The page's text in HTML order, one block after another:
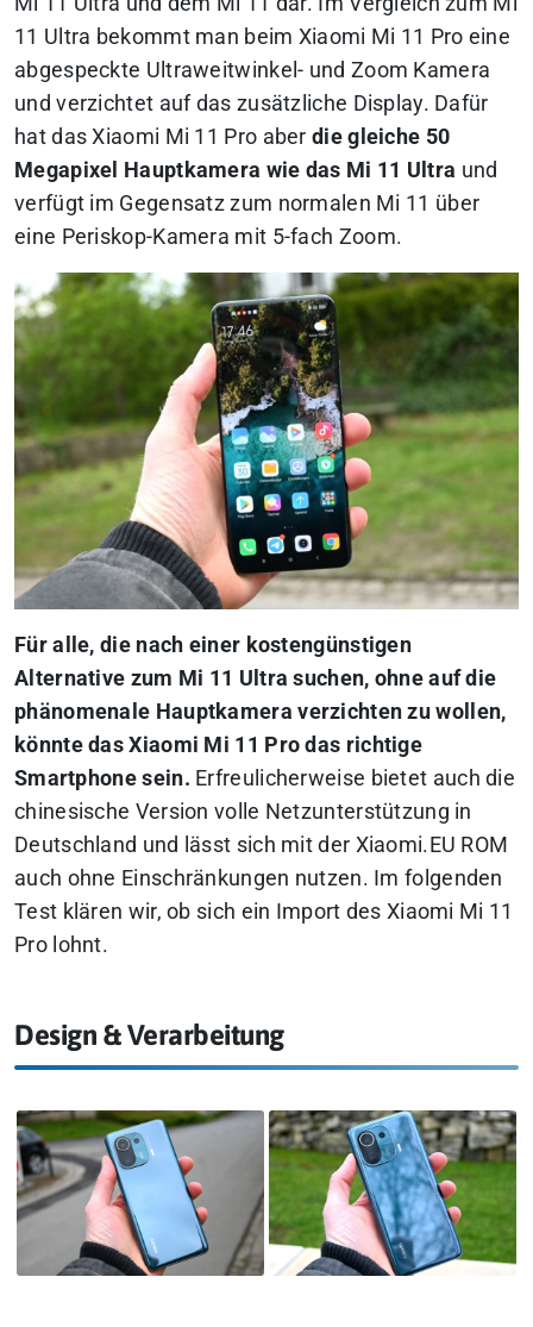
11 Ultra bekommt man beim Xiaomi Mi 11 Pro eine
abgespeckte Ultraweitwinkel- und Zoom Kamera
und verzichtet auf das zusätzliche Display. Dafür
hat das Xiaomi Mi 11 Pro aberdie gleiche 50
Megapixel Hauptkamera wie das Mi 11 Ultra und
verfügt im Gegensatz zum normalen Mi 11 über
eine Periskop-Kamera mit 5-fach Zoom.
Für alle, die nach einer kostengünstigen
Alternative zum Mi 11 Ultra suchen, ohne auf die
phänomenale Hauptkamera verzichten zu wollen,
könnte das Xiaomi Mi 11 Pro das richtige
Smartphone sein. Erfreulicherweise bietet auch die
chinesische Version volle Netzunterstützung in
Deutschland und lässt sich mit der Xiaomi.EU ROM
auch ohne Einschränkungen nutzen. Im folgenden
Test klären wir, ob sich ein Import des Xiaomi Mi 11
Pro lohnt.
Design & Verarbeitung